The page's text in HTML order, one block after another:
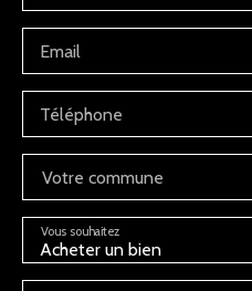
Email
Téléphone
Votre commune
Acheter un bien
Vous souhaitez